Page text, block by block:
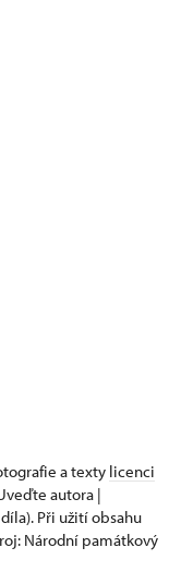
a texty licenci
autora |
Při užití obsahu
Národní památkový